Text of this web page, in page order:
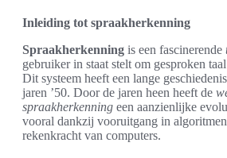
Inleiding tot spraakherkenning
Spraakherkenning is een fascinerende
gebruiker in staat stelt om gesproken
Dit systeem heeft een lange
jaren ’50. Door de jaren heen heeft de
spraakherkenning een aanzienlijke
vooral dankzij vooruitgang in
rekenkracht van computers.